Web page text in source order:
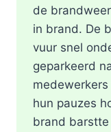
de
in brand. De
vuur snel
geparkeerd
hun pauzes
brand